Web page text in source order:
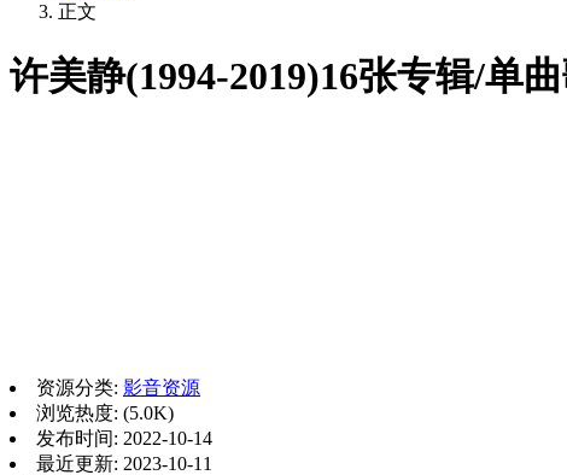
正文
许美静(1994-2019)16张专辑/单
资源分类: 影音资源
浏览热度: (5.0K)
发布时间: 2022-10-14
最近更新: 2023-10-11